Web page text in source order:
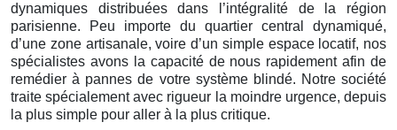
dynamiques distribuées dans l’intégralité de la région
parisienne. Peu importe du quartier central dynamiqué,
d’une zone artisanale, voire d’un simple espace locatif, nos
spécialistes avons la capacité de nous rapidement afin de
remédier à pannes de votre système blindé. Notre société
traite spécialement avec rigueur la moindre urgence, depuis
la plus simple pour aller à la plus critique.